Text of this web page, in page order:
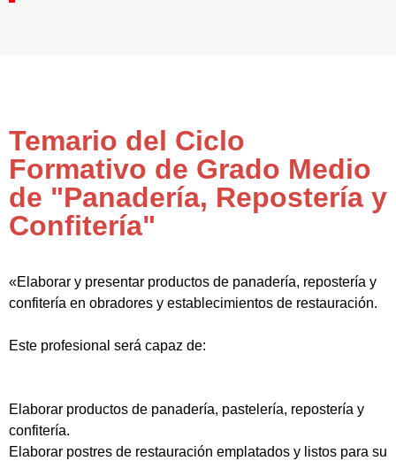
Temario del Ciclo
Formativo de Grado Medio
de "Panadería, Repostería y
Confitería"
«Elaborar y presentar productos de panadería, repostería y
confitería en obradores y establecimientos de restauración.
Este profesional será capaz de:
Elaborar productos de panadería, pastelería, repostería y
confitería.
Elaborar postres de restauración emplatados y listos para su